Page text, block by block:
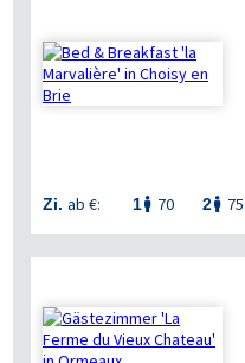
Zi. ab €: 1 70 2 75